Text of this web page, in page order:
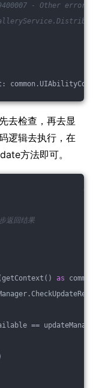
- Other error.
去检查，再去显
逻辑去执行，在
方法即可。
返回结果
as
==